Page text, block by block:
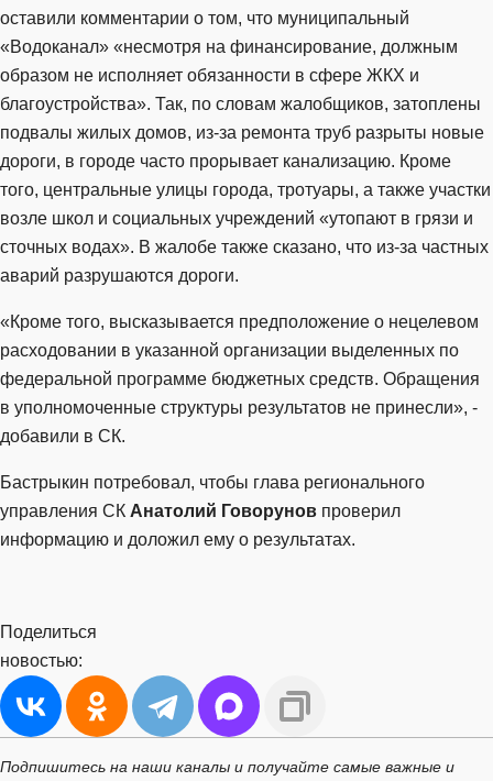
оставили комментарии о том, что муниципальный
«Водоканал» «несмотря на финансирование, должным
образом не исполняет обязанности в сфере ЖКХ и
благоустройства». Так, по словам жалобщиков, затоплены
подвалы жилых домов, из-за ремонта труб разрыты новые
дороги, в городе часто прорывает канализацию. Кроме
того, центральные улицы города, тротуары, а также участки
возле школ и социальных учреждений «утопают в грязи и
сточных водах». В жалобе также сказано, что из-за частных
аварий разрушаются дороги.
«Кроме того, высказывается предположение о нецелевом
расходовании в указанной организации выделенных по
федеральной программе бюджетных средств. Обращения
в уполномоченные структуры результатов не принесли», -
добавили в СК.
Бастрыкин потребовал, чтобы глава регионального
управления СК Анатолий Говорунов проверил
информацию и доложил ему о результатах.
Поделиться
новостью:
Подпишитесь на наши каналы и получайте самые важные и